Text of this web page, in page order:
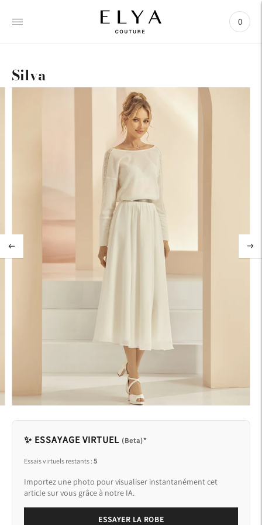
0
Silva
✨ ESSAYAGE VIRTUEL (Beta)*
Essais virtuels restants : 5
Importez une photo pour visualiser instantanément cet
article sur vous grâce à notre IA.
ESSAYER LA ROBE